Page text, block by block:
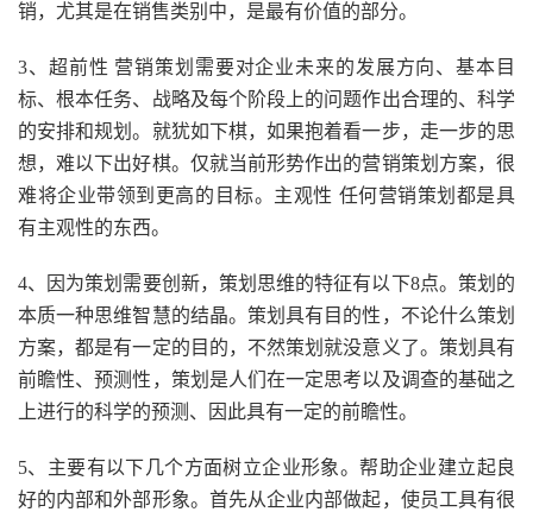
销，尤其是在销售类别中，是最有价值的部分。
3、超前性 营销策划需要对企业未来的发展方向、基本目
标、根本任务、战略及每个阶段上的问题作出合理的、科学
的安排和规划。就犹如下棋，如果抱着看一步，走一步的思
想，难以下出好棋。仅就当前形势作出的营销策划方案，很
难将企业带领到更高的目标。主观性 任何营销策划都是具
有主观性的东西。
4、因为策划需要创新，策划思维的特征有以下8点。策划的
本质一种思维智慧的结晶。策划具有目的性，不论什么策划
方案，都是有一定的目的，不然策划就没意义了。策划具有
前瞻性、预测性，策划是人们在一定思考以及调查的基础之
上进行的科学的预测、因此具有一定的前瞻性。
5、主要有以下几个方面树立企业形象。帮助企业建立起良
好的内部和外部形象。首先从企业内部做起，使员工具有很